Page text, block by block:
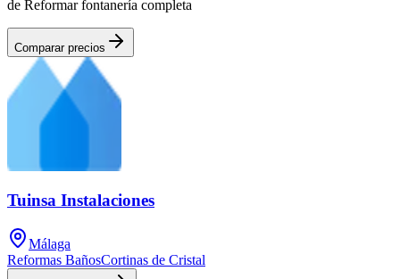
de Reformar fontanería completa
Comparar precios
Tuinsa Instalaciones
Málaga
Reformas BañosCortinas de Cristal